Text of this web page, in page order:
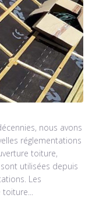
nous avons
réglementations
toiture,
utilisées depuis
Les
toiture...